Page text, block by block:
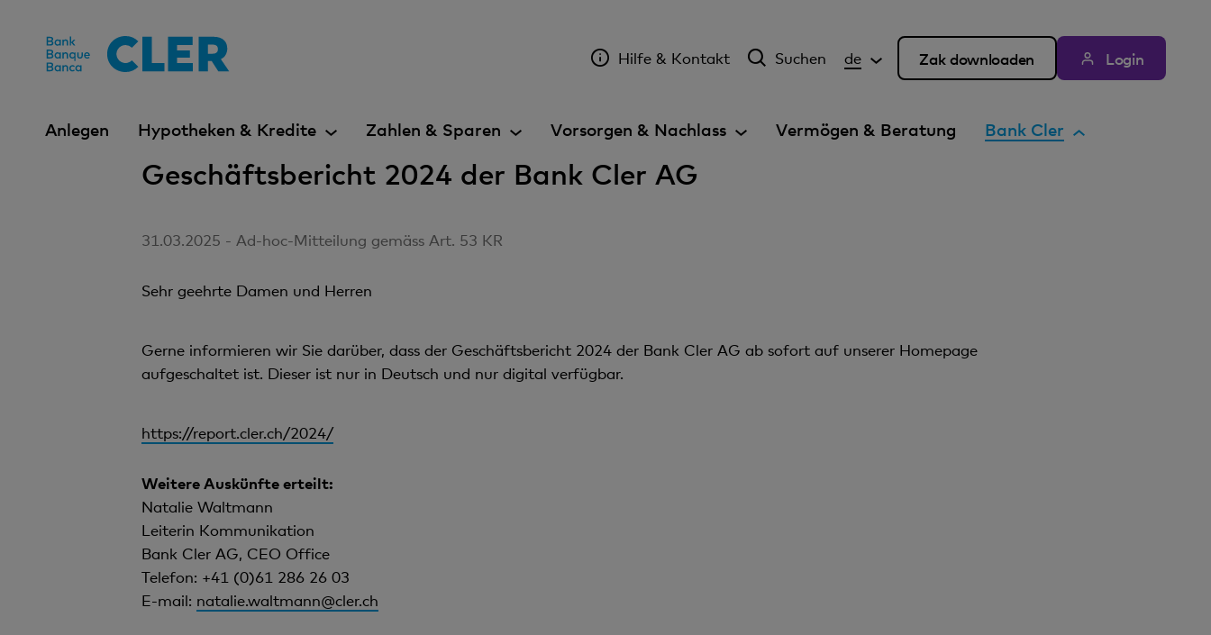
Hilfe & Kontakt Suchen de Zak downloaden Login
Anlegen Hypotheken & Kredite Zahlen & Sparen Vorsorgen & Nachlass Vermögen & Beratung Bank Cler
Geschäftsbericht 2024 der Bank Cler AG
31.03.2025 - Ad-hoc-Mitteilung gemäss Art. 53 KR
Sehr geehrte Damen und Herren
Gerne informieren wir Sie darüber, dass der Geschäftsbericht 2024 der Bank Cler AG ab sofort auf unserer Homepage
aufgeschaltet ist. Dieser ist nur in Deutsch und nur digital verfügbar.
https://report.cler.ch/2024/
Weitere Auskünfte erteilt:
Natalie Waltmann
Leiterin Kommunikation
Bank Cler AG, CEO Office
Telefon: +41 (0)61 286 26 03
E-mail: natalie.waltmann@cler.ch